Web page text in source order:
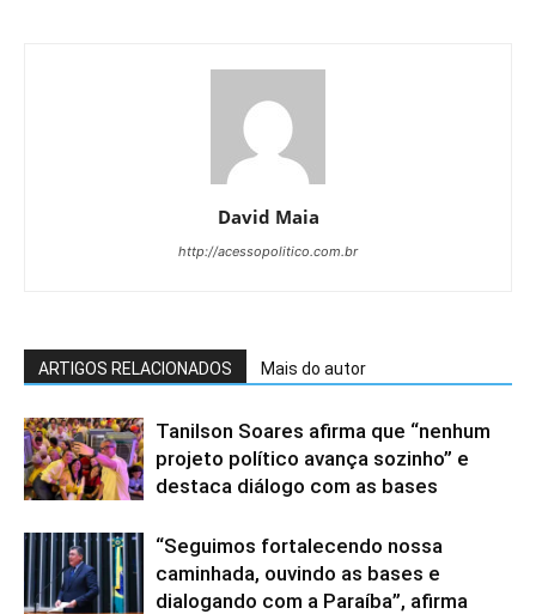
David Maia
http://acessopolitico.com.br
ARTIGOS RELACIONADOS Mais do autor
Tanilson Soares afirma que “nenhum
projeto político avança sozinho” e
destaca diálogo com as bases
“Seguimos fortalecendo nossa
caminhada, ouvindo as bases e
dialogando com a Paraíba”, afirma